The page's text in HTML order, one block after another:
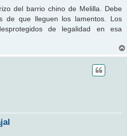
del barrio chino de Melilla. Debe
de que lleguen los lamentos. Los
de legalidad en esa